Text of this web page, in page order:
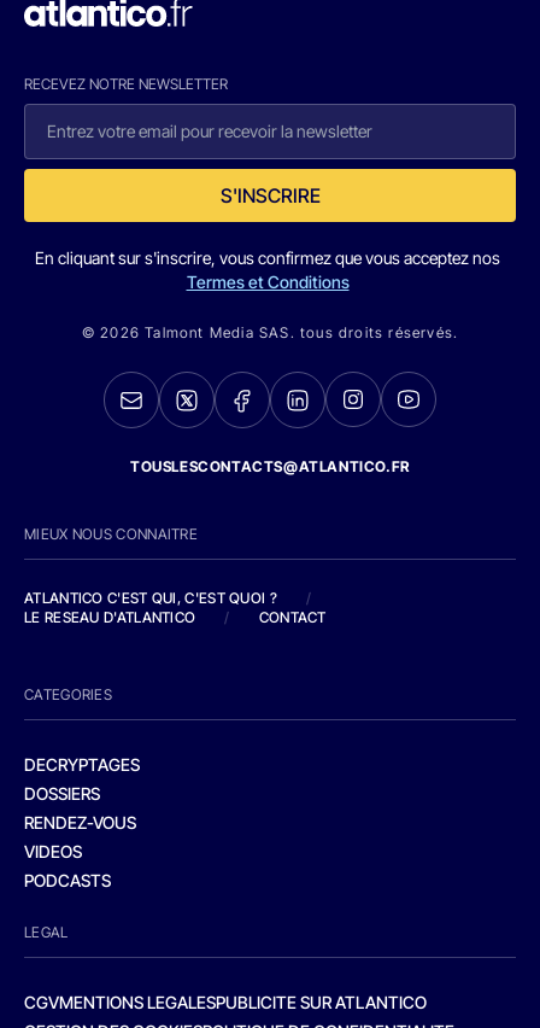
RECEVEZ NOTRE NEWSLETTER
S'INSCRIRE
En cliquant sur s'inscrire, vous confirmez que vous acceptez nos
Termes et Conditions
© 2026 Talmont Media SAS. tous droits réservés.
TOUSLESCONTACTS@ATLANTICO.FR
MIEUX NOUS CONNAITRE
ATLANTICO C'EST QUI, C'EST QUOI ?
/
LE RESEAU D'ATLANTICO
/ CONTACT
CATEGORIES
DECRYPTAGES
DOSSIERS
RENDEZ-VOUS
VIDEOS
PODCASTS
LEGAL
CGVMENTIONS LEGALESPUBLICITE SUR ATLANTICO